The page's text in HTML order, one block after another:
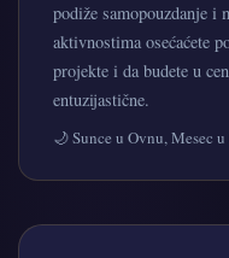
podiže samopouzdanje i
aktivnostima osećaćete
projekte i da budete u
entuzijastične.
🌙 Sunce u Ovnu, Mesec